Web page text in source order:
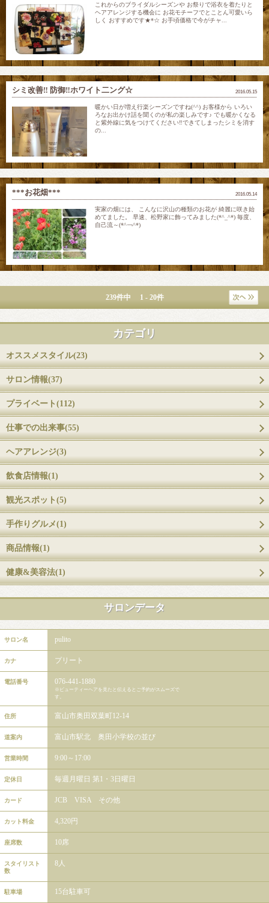
これからのブライダルシーズンや お祭りで浴衣を着たりと
ヘアアレンジする機会に お花モチーフでとことん可愛いら
しく おすすめです★*☆ お手頃価格で今がチャ...
2016.05.15
シミ改善‼︎ 防御‼︎ホワイト二ング☆
暖かい日が増え行楽シーズンですね(^^) お客様から いろい
ろなお出かけ話を聞くのが私の楽しみです♪ でも暖かくなる
と紫外線に気をつけてください‼︎できてしまったシミを消す
の...
2016.05.14
***お花畑***
実家の畑には、 こんなに沢山の種類のお花が 綺麗に咲き始
めてました。 早速、松野家に飾ってみました(*^_^*) 毎度、
自己流～(*^￢^*)
239件中 1 - 20件
カテゴリ
オススメスタイル(23)
サロン情報(37)
プライベート(112)
仕事での出来事(55)
ヘアアレンジ(3)
飲食店情報(1)
観光スポット(5)
手作りグルメ(1)
商品情報(1)
健康&美容法(1)
サロンデータ
サロン名 pulito
カナ プリート
電話番号 076-441-1880
※ビューティーヘアを見たと伝えるとご予約がスムーズで
す。
住所 富山市奥田双葉町12-14
道案内 富山市駅北 奥田小学校の並び
営業時間 9:00～17:00
定休日 毎週月曜日 第1・3日曜日
カード JCB VISA その他
カット料金 4,320円
座席数 10席
スタイリスト
数
8人
駐車場 15台駐車可